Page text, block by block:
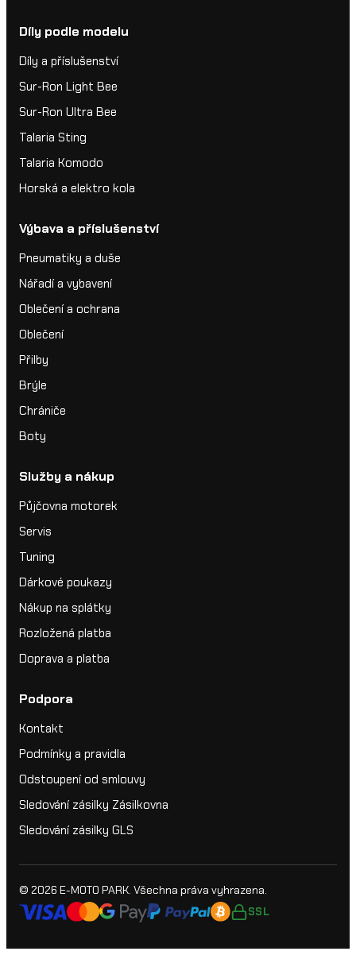
Díly podle modelu
Díly a příslušenství
Sur-Ron Light Bee
Sur-Ron Ultra Bee
Talaria Sting
Talaria Komodo
Horská a elektro kola
Výbava a příslušenství
Pneumatiky a duše
Nářadí a vybavení
Oblečení a ochrana
Oblečení
Přilby
Brýle
Chrániče
Boty
Služby a nákup
Půjčovna motorek
Servis
Tuning
Dárkové poukazy
Nákup na splátky
Rozložená platba
Doprava a platba
Podpora
Kontakt
Podmínky a pravidla
Odstoupení od smlouvy
Sledování zásilky Zásilkovna
Sledování zásilky GLS
© 2026 E-MOTO PARK. Všechna práva vyhrazena.
SSL